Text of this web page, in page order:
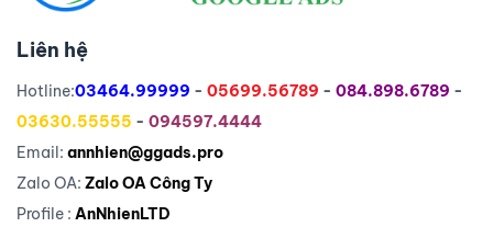
Liên hệ
Hotline:03464.99999 - 05699.56789 - 084.898.6789 -
03630.55555 - 094597.4444
Email: annhien@ggads.pro
Zalo OA: Zalo OA Công Ty
Profile : AnNhienLTD